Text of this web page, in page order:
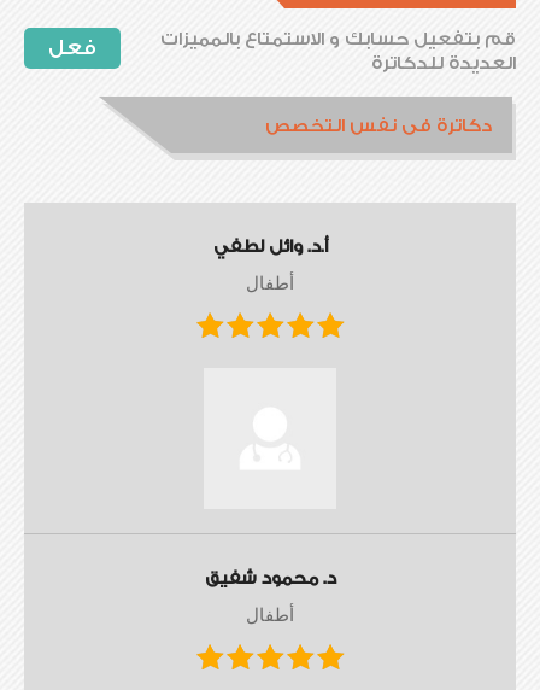
فعل
قم بتفعيل حسابك و الاستمتاع بالمميزات
العديدة للدكاترة
دكاترة فى نفس التخصص
أ.د. وائل لطفي
أطفال
د. محمود شفيق
أطفال